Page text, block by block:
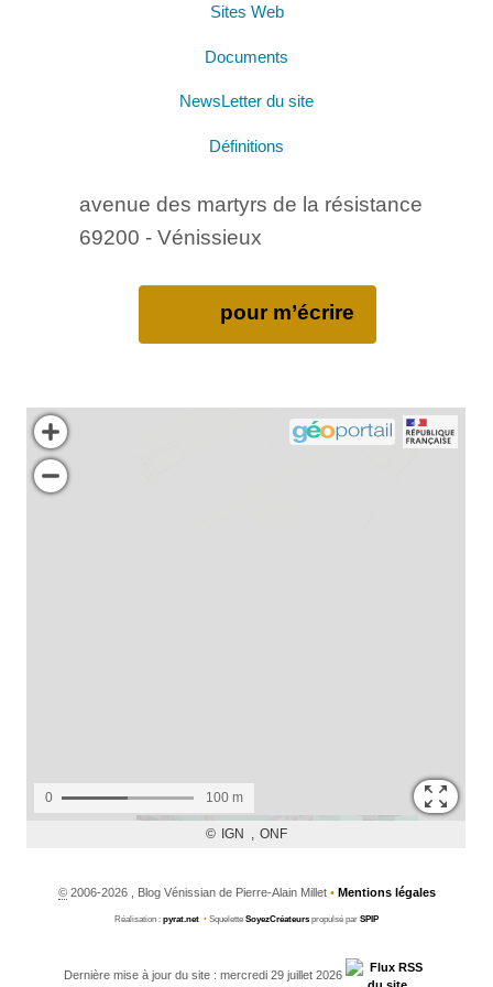
Sites Web
Documents
NewsLetter du site
Définitions
avenue des martyrs de la résistance
69200 - Vénissieux
pour m’écrire
©2006-2026 , Blog Vénissian de Pierre-Alain Millet • Mentions légales
Réalisation : pyrat.net • Squelette SoyezCréateurs propulsé par SPIP
Dernière mise à jour du site : mercredi 29 juillet 2026